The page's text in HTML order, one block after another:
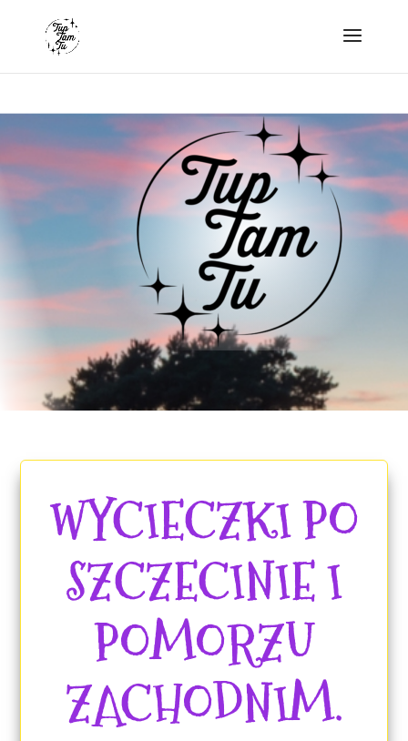
WYCIECZKI PO
SZCZECINIE I
POMORZU
ZACHODNIM.